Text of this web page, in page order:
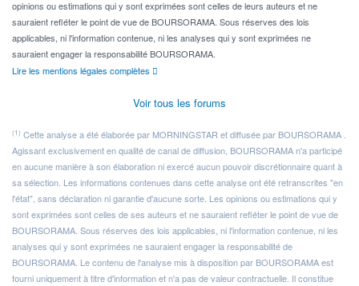
opinions ou estimations qui y sont exprimées sont celles de leurs auteurs et ne
sauraient refléter le point de vue de BOURSORAMA. Sous réserves des lois
applicables, ni l'information contenue, ni les analyses qui y sont exprimées ne
sauraient engager la responsabilité BOURSORAMA.
Lire les mentions légales complètes
Voir tous les forums
(1) Cette analyse a été élaborée par MORNINGSTAR et diffusée par BOURSORAMA .
Agissant exclusivement en qualité de canal de diffusion, BOURSORAMA n'a participé
en aucune manière à son élaboration ni exercé aucun pouvoir discrétionnaire quant à
sa sélection. Les informations contenues dans cette analyse ont été retranscrites "en
l'état", sans déclaration ni garantie d'aucune sorte. Les opinions ou estimations qui y
sont exprimées sont celles de ses auteurs et ne sauraient refléter le point de vue de
BOURSORAMA. Sous réserves des lois applicables, ni l'information contenue, ni les
analyses qui y sont exprimées ne sauraient engager la responsabilité de
BOURSORAMA. Le contenu de l'analyse mis à disposition par BOURSORAMA est
fourni uniquement à titre d'information et n'a pas de valeur contractuelle. Il constitue